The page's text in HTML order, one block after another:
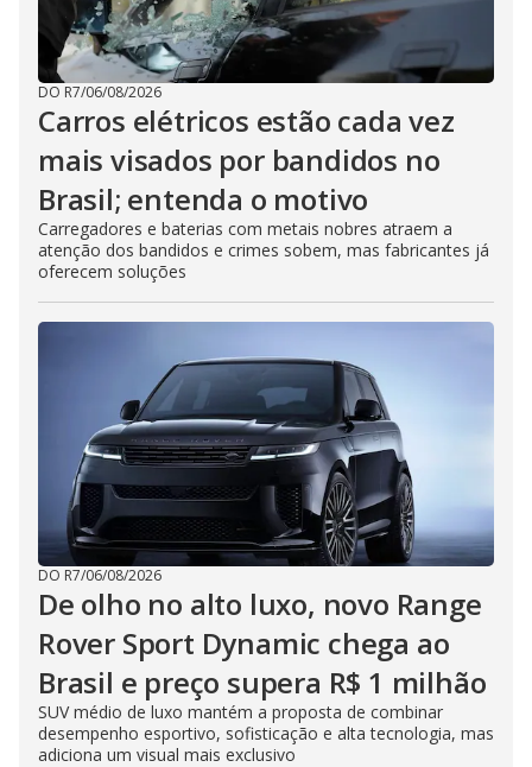
DO R7/06/08/2026
Carros elétricos estão cada vez
mais visados por bandidos no
Brasil; entenda o motivo
Carregadores e baterias com metais nobres atraem a
atenção dos bandidos e crimes sobem, mas fabricantes já
oferecem soluções
DO R7/06/08/2026
De olho no alto luxo, novo Range
Rover Sport Dynamic chega ao
Brasil e preço supera R$ 1 milhão
SUV médio de luxo mantém a proposta de combinar
desempenho esportivo, sofisticação e alta tecnologia, mas
adiciona um visual mais exclusivo